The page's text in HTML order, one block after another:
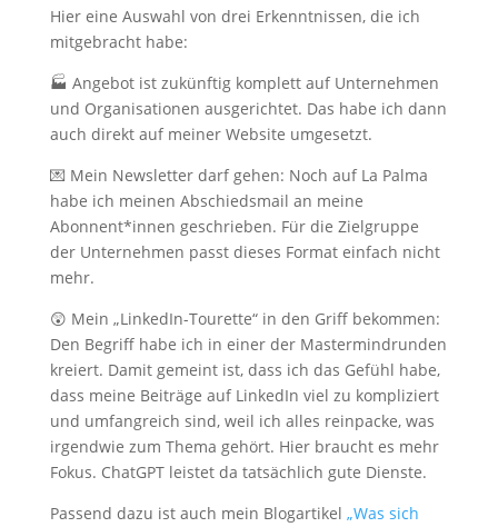
Hier eine Auswahl von drei Erkenntnissen, die ich
mitgebracht habe:
🏭 Angebot ist zukünftig komplett auf Unternehmen
und Organisationen ausgerichtet. Das habe ich dann
auch direkt auf meiner Website umgesetzt.
💌 Mein Newsletter darf gehen: Noch auf La Palma
habe ich meinen Abschiedsmail an meine
Abonnent*innen geschrieben. Für die Zielgruppe
der Unternehmen passt dieses Format einfach nicht
mehr.
😲 Mein „LinkedIn-Tourette“ in den Griff bekommen:
Den Begriff habe ich in einer der Mastermindrunden
kreiert. Damit gemeint ist, dass ich das Gefühl habe,
dass meine Beiträge auf LinkedIn viel zu kompliziert
und umfangreich sind, weil ich alles reinpacke, was
irgendwie zum Thema gehört. Hier braucht es mehr
Fokus. ChatGPT leistet da tatsächlich gute Dienste.
Passend dazu ist auch mein Blogartikel „Was sich